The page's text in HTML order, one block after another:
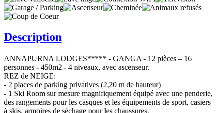
Description
ANNAPURNA LODGES***** - GANGA - 12 pièces – 16
personnes - 450m2 - 4 niveaux, avec ascenseur.
REZ de NEIGE:
- 2 places de parking privatives (2,20 m de hauteur)
- 1 Ski Room sur mesure magnifiquement équipé avec une penderie,
des rangements pour les casques et les équipements de sport, casiers
à skis, armoires de séchage pour les chaussures.